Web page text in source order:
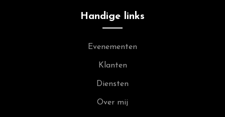
Handige links
Evenementen
Klanten
Diensten
Over mij